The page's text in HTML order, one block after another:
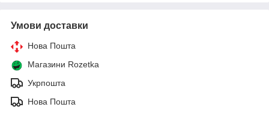
Умови доставки
Нова Пошта
Магазини Rozetka
Укрпошта
Нова Пошта